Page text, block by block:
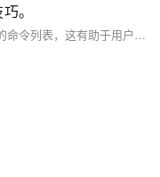
。
用户可以通过sudo -l来列出自己目前可执行的命令列表，这有助于用户了解自己的权限范围。